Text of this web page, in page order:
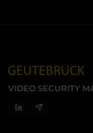
VIDEO SECURITY